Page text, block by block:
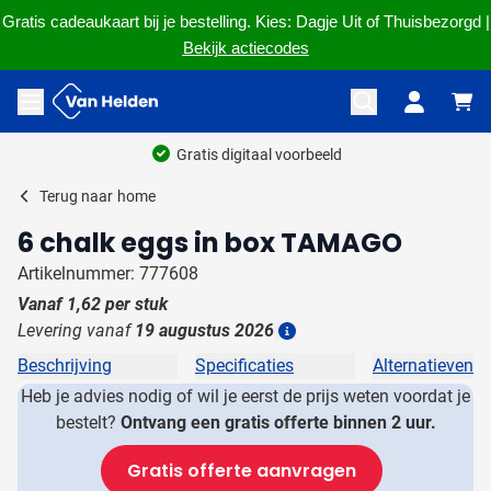
Gratis cadeaukaart bij je bestelling. Kies: Dagje Uit of Thuisbezorgd |
Bekijk actiecodes
Ga naar de inhoud
Menu openen
Gratis digitaal voorbeeld
Terug naar home
6 chalk eggs in box TAMAGO
Artikelnummer: 777608
Vanaf 1,62 per stuk
Levering vanaf 19 augustus 2026
Beschrijving Specificaties
Alternatieven
Heb je advies nodig of wil je eerst de prijs weten voordat je
bestelt? Ontvang een gratis offerte binnen 2 uur.
Gratis offerte aanvragen